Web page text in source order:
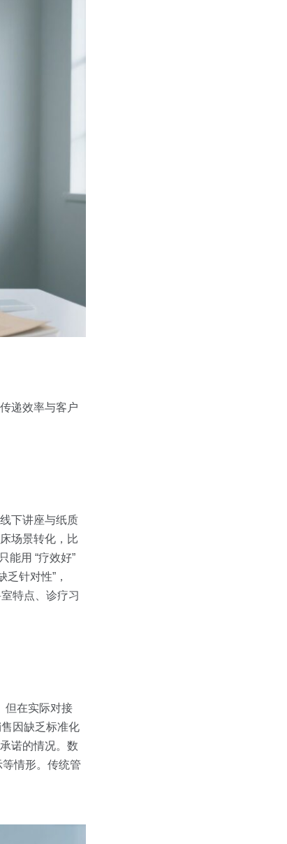
递效率与客户
下讲座与纸质
场景转化，比
能用 “疗效好”
针对性”，
特点、诊疗习
但在实际对接
因缺乏标准化
诺的情况。数
情形。传统管